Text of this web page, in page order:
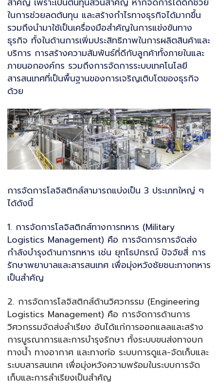
ในการช่วยลดต้นทุน และสร้างกำไรทางธุรกิจได้มากขึ้น
รวมถึงนำมาใช้เป็นเครื่องมือสำคัญในการแข่งขันทาง
ธุรกิจ ทั้งในด้านการเพิ่มประสิทธิภาพในการผลิตสินค้าและ
บริการ การสร้างความสัมพันธ์ที่ดีกับลูกค้าทั้งภายในและ
ภายนอกองค์กร รวมถึงการจัดการระบบเทคโนโลยี
สารสนเทศที่เป็นพื้นฐานของการเจริญเติบโตของธุรกิจ
ด้วย
การจัดการโลจิสติกส์สามารถแบ่งเป็น 3 ประเภทใหญ่ ๆ
ได้ดังนี้
1. การจัดการโลจิสติกส์ทางการทหาร (Military
Logistics Management) คือ การจัดการการจัดส่ง
กำลังบำรุงด้านการทหาร เช่น ยุทโธปกรณ์ ปัจจัยสี่ การ
รักษาพยาบาลและสารสนเทศ เพื่อมุ่งหวังชัยชนะทางทหาร
เป็นสำคัญ
2. การจัดการโลจิสติกส์ด้านวิศวกรรม (Engineering
Logistics Management) คือ การจัดการด้านการ
วิศวกรรมจัดส่งลำเรียง อันได้แก่การออกแลลและสร้าง
การบูรณาการและการบำรุงรักษา ทั้งระบบขนส่งทางบก
ทางน้ำ ทางอากาศ และทางท่อ ระบบการดูแล-จัดเก็บและ
ระบบสารสนเทศ เพื่อมุ่งหวังความพร้อมในระบบการจัด
เก็บและการลำเรียงเป็นสำคัญ